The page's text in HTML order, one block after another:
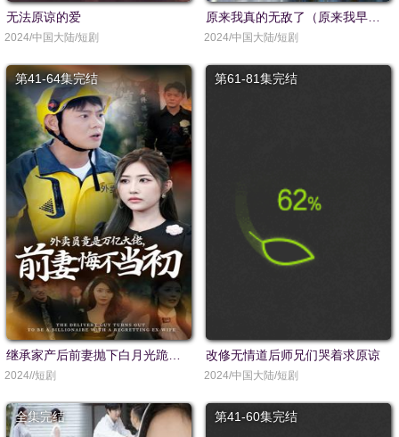
无法原谅的爱
2024/中国大陆/短剧
原来我真的无敌了（原来我早已举世无双）
2024/中国大陆/短剧
第41-64集完结
继承家产后前妻抛下白月光跪求我原谅
2024//短剧
第61-81集完结
改修无情道后师兄们哭着求原谅
2024/中国大陆/短剧
全集完结 第41-60集完结